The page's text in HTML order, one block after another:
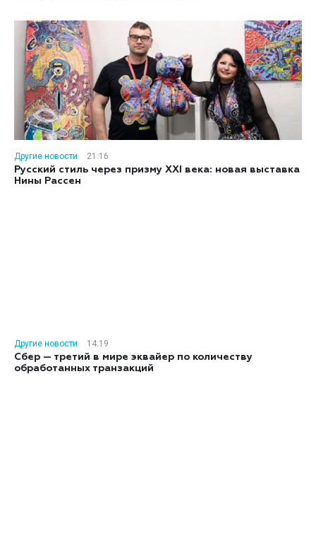
Другие новости
21:16
Русский стиль через призму XXI века: новая выставка
Нины Рассен
Другие новости
14:19
Сбер — третий в мире эквайер по количеству
обработанных транзакций